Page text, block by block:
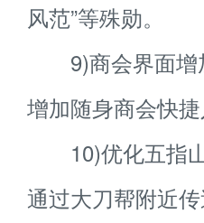
风范”等殊勋。
9)商会界面增
增加随身商会快捷
10)优化五指山
通过大刀帮附近传